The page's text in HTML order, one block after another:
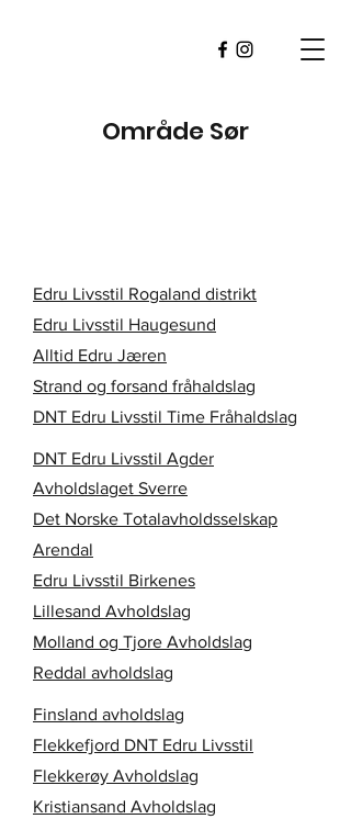
Område Sør
Edru Livsstil Rogaland distrikt
Edru Livsstil Haugesund
Alltid Edru Jæren
Strand og forsand fråhaldslag
DNT Edru Livsstil Time Fråhaldslag
DNT Edru Livsstil Agder
Avholdslaget Sverre
Det Norske Totalavholdsselskap
Arendal
Edru Livsstil Birkenes
Lillesand Avholdslag
Molland og Tjore Avholdslag
Reddal avholdslag
​Finsland avholdslag
Flekkefjord DNT Edru Livsstil
Flekkerøy Avholdslag
Kristiansand Avholdslag